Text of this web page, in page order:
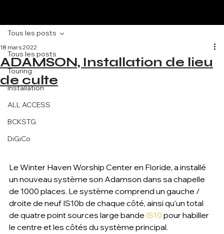
Tous les posts
Touring
Installation
ALL ACCESS
BCKSTG
DiGiCo
Tous les posts
ADAMSON, Installation de lieu
de culte
18 mars 2022
Le Winter Haven Worship Center en Floride, a installé
un nouveau système son Adamson dans sa chapelle
de 1000 places. Le système comprend un gauche /
droite de neuf IS10b de chaque côté, ainsi qu’un total
de quatre point sources large bande IS10 pour habiller
le centre et les côtés du système principal.